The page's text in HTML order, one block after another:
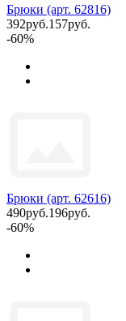
Брюки (арт. 62816)
392руб.157руб.
-60%
Брюки (арт. 62616)
490руб.196руб.
-60%